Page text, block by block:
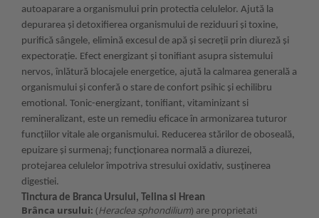
autoaparare a organismului prin protectia celulelor. Ajută la
depurarea şi detoxifierea organismului de reziduuri şi toxine,
purifică sângele, elimină excesul de apă şi secreţii prin diureză şi
expectoraţie. Efect energizant şi tonifiant asupra sistemului
nervos, înlătură blocajele energetice, ajută la calmarea generală a
organismului şi conferă o stare de confort psihic şi echilibru
emotional. Tonic-energizant, tonifiant, vitaminizant si
remineralizant, este un remediu eficace în armonizarea tuturor
funcţiilor vitale ale organismului. Reducerea stărilor de oboseală,
epuizare şi surmenaj; funcționarea normală a diurezei,
protejarea celulelor împotriva stresului oxidativ, susținerea
digestiei.
Tinctura de Branca Ursului, Telina si Hrean
Brânca ursului: (Heraclea sphondilium) are proprietati